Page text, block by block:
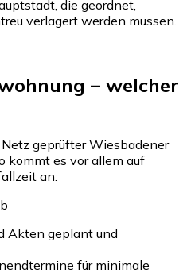
die geordnet,
verlagert werden müssen.
– welcher
geprüfter Wiesbadener
kommt es vor allem auf
an:
Akten geplant und
für minimale